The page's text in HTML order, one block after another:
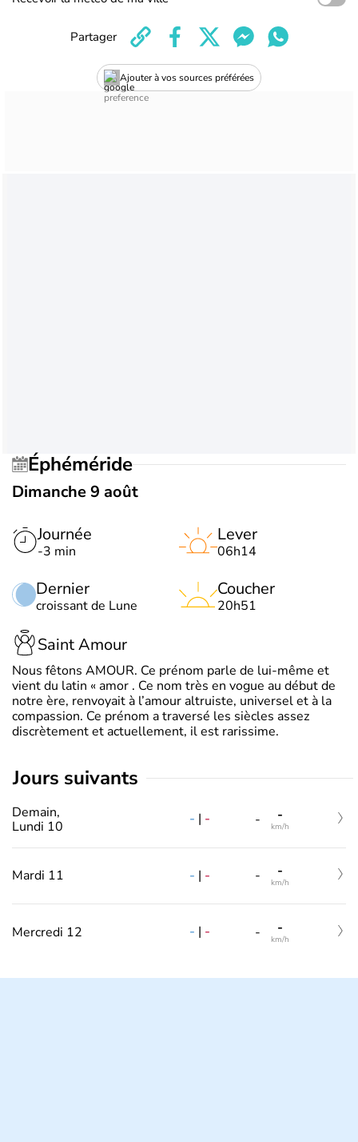
Ajouter à vos sources préférées
Partager
Éphéméride
Dimanche 9 août
Journée
-3 min
Dernier
croissant de Lune
Lever
06h14
Coucher
20h51
Saint Amour
Nous fêtons AMOUR. Ce prénom parle de lui-même et
vient du latin « amor . Ce nom très en vogue au début de
notre ère, renvoyait à l’amour altruiste, universel et à la
compassion. Ce prénom a traversé les siècles assez
discrètement et actuellement, il est rarissime.
jours suivants
Demain,
Lundi 10
- | - - -
km/h
Mardi 11 - | - - -
km/h
Mercredi 12 - | - - -
km/h